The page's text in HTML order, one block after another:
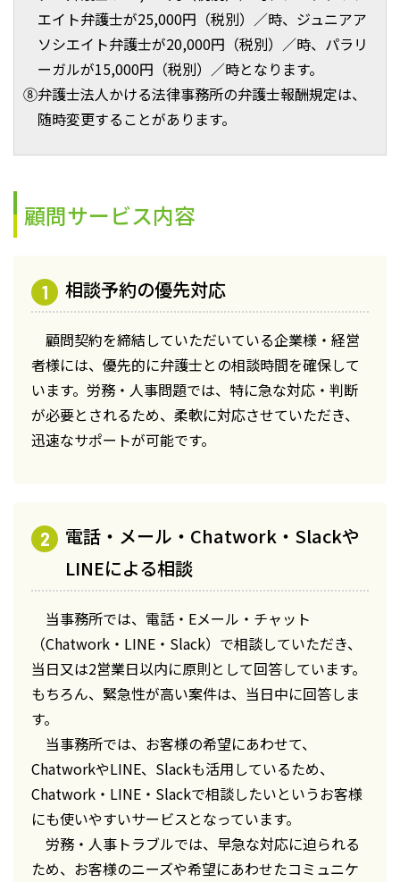
エイト弁護士が25,000円（税別）／時、ジュニアア
ソシエイト弁護士が20,000円（税別）／時、パラリ
ーガルが15,000円（税別）／時となります。
⑧弁護士法人かける法律事務所の弁護士報酬規定は、
随時変更することがあります。
顧問サービス内容
相談予約の優先対応
顧問契約を締結していただいている企業様・経営
者様には、優先的に弁護士との相談時間を確保して
います。労務・人事問題では、特に急な対応・判断
が必要とされるため、柔軟に対応させていただき、
迅速なサポートが可能です。
電話・メール・Chatwork・Slackや
LINEによる相談
当事務所では、電話・Eメール・チャット
（Chatwork・LINE・Slack）で相談していただき、
当日又は2営業日以内に原則として回答しています。
もちろん、緊急性が高い案件は、当日中に回答しま
す。
当事務所では、お客様の希望にあわせて、
ChatworkやLINE、Slackも活用しているため、
Chatwork・LINE・Slackで相談したいというお客様
にも使いやすいサービスとなっています。
労務・人事トラブルでは、早急な対応に迫られる
ため、お客様のニーズや希望にあわせたコミュニケ